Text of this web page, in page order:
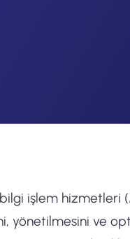
işlem hizmetleri
yönetilmesini ve